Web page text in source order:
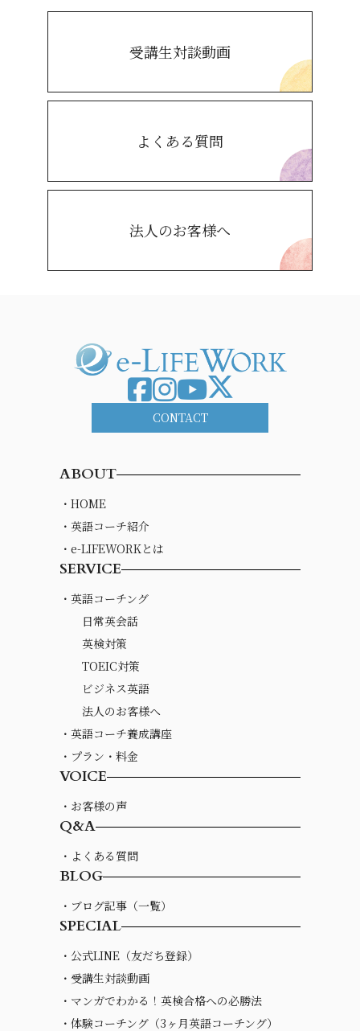
受講生対談動画
よくある質問
法人のお客様へ
CONTACT
ABOUT
・HOME
・英語コーチ紹介
・e-LIFEWORKとは
SERVICE
・英語コーチング
日常英会話
英検対策
TOEIC対策
ビジネス英語
法人のお客様へ
・英語コーチ養成講座
・プラン・料金
VOICE
・お客様の声
Q&A
・よくある質問
BLOG
・ブログ記事（一覧）
SPECIAL
・公式LINE（友だち登録）
・受講生対談動画
・マンガでわかる！英検合格への必勝法
・体験コーチング（3ヶ月英語コーチング）